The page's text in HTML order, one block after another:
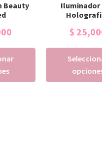
Beauty
Iluminador
$